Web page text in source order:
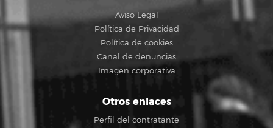
Aviso Legal
Política de Privacidad
Política de cookies
Canal de denuncias
Imagen corporativa
Otros enlaces
Perfil del contratante